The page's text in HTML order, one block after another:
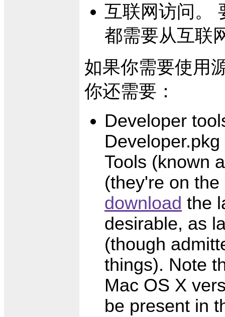
互联网访问。
都需要从互联
如果你需要使用
你还需要：
Developer
Tools (known
(they're on
download the
desirable, as
(though
things). Note
Mac OS X
be present in